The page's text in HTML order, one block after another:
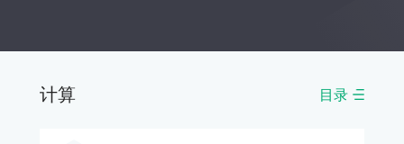
计算 目录